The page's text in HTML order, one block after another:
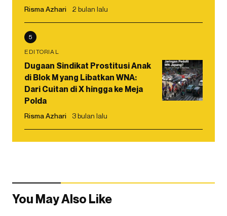
Risma Azhari 2 bulan lalu
5
EDITORIAL
Dugaan Sindikat Prostitusi Anak
di Blok M yang Libatkan WNA:
Dari Cuitan di X hingga ke Meja
Polda
Risma Azhari 3 bulan lalu
You May Also Like